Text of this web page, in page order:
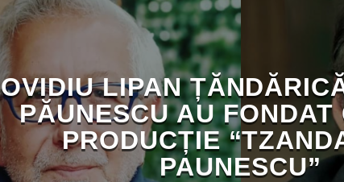
OVIDIU LIPAN
PĂUNESCU AU FONDAT
PRODUCȚIE
PAUNESCU”